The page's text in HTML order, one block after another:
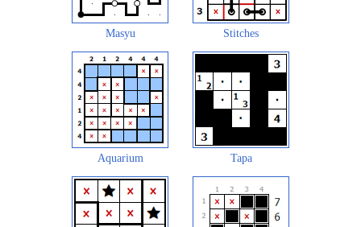
Masyu Stitches
Aquarium Tapa